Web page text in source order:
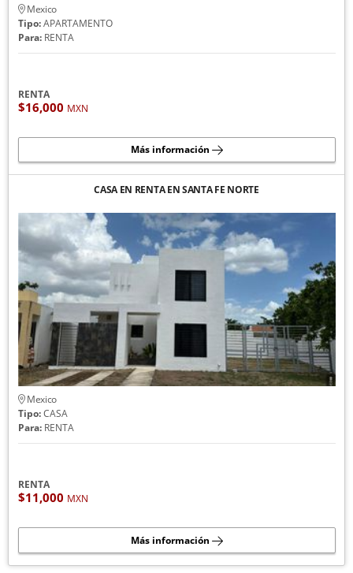
Mexico
Tipo:APARTAMENTO
Para:RENTA
RENTA
$16,000 MXN
Más información
CASA EN RENTA EN SANTA FE NORTE
Mexico
Tipo:CASA
Para:RENTA
RENTA
$11,000 MXN
Más información